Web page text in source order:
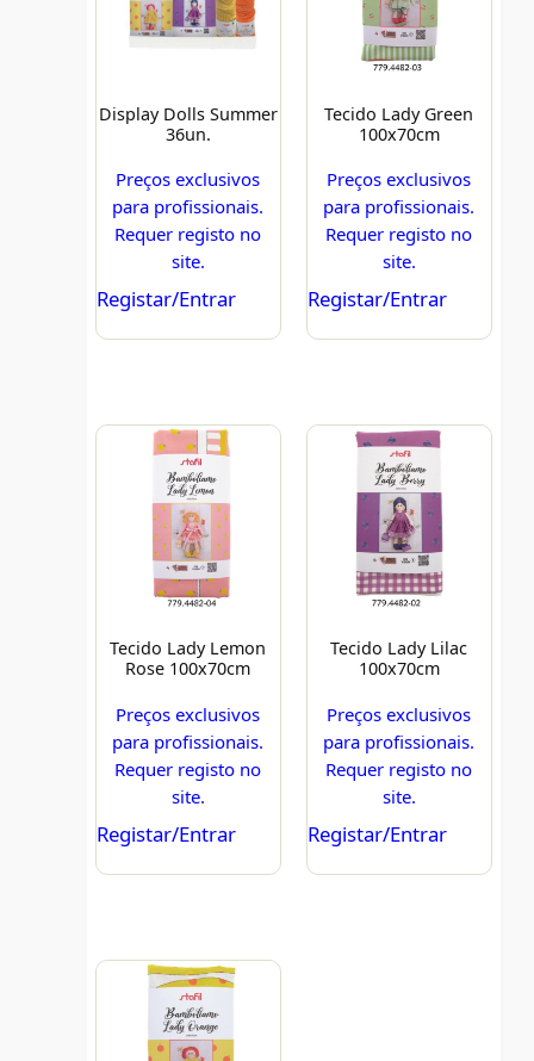
Display Dolls Summer
36un.
Preços exclusivos
para profissionais.
Requer registo no
site.
Registar/Entrar
Tecido Lady Green
100x70cm
Preços exclusivos
para profissionais.
Requer registo no
site.
Registar/Entrar
Tecido Lady Lemon
Rose 100x70cm
Preços exclusivos
para profissionais.
Requer registo no
site.
Registar/Entrar
Tecido Lady Lilac
100x70cm
Preços exclusivos
para profissionais.
Requer registo no
site.
Registar/Entrar